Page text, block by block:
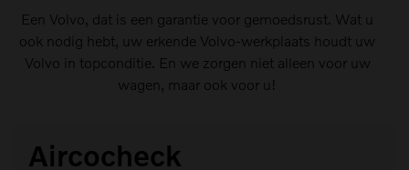
Een Volvo, dat is een garantie voor gemoedsrust. Wat u
ook nodig hebt, uw erkende Volvo-werkplaats houdt uw
Volvo in topconditie. En we zorgen niet alleen voor uw
wagen, maar ook voor u!
Aircocheck